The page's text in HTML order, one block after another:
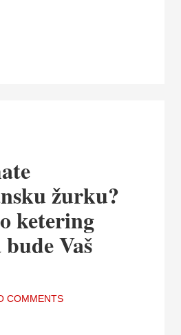
žurku?
ketering
Vaš
COMMENTS